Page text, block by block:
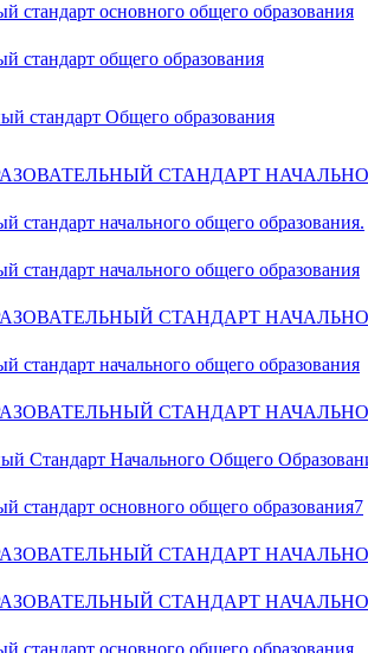
стандарт основного общего образования
стандарт общего образования
стандарт Общего образования
СТАНДАРТ
стандарт начального общего образования.
стандарт начального общего образования
СТАНДАРТ
стандарт начального общего образования
СТАНДАРТ
Стандарт Начального Общего
стандарт основного общего образования7
СТАНДАРТ
СТАНДАРТ